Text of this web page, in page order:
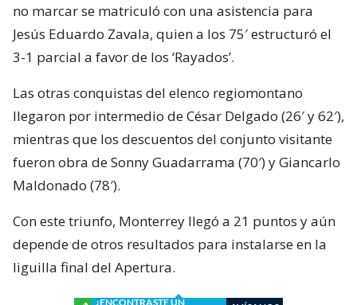
no marcar se matriculó con una asistencia para
Jesús Eduardo Zavala, quien a los 75′ estructuró el
3-1 parcial a favor de los ‘Rayados’.
Las otras conquistas del elenco regiomontano
llegaron por intermedio de César Delgado (26′ y 62′),
mientras que los descuentos del conjunto visitante
fueron obra de Sonny Guadarrama (70′) y Giancarlo
Maldonado (78′).
Con este triunfo, Monterrey llegó a 21 puntos y aún
depende de otros resultados para instalarse en la
liguilla final del Apertura.
¿ENCONTRASTE UN